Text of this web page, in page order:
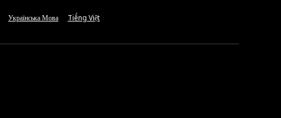
Українська Мова Tiếng Việt